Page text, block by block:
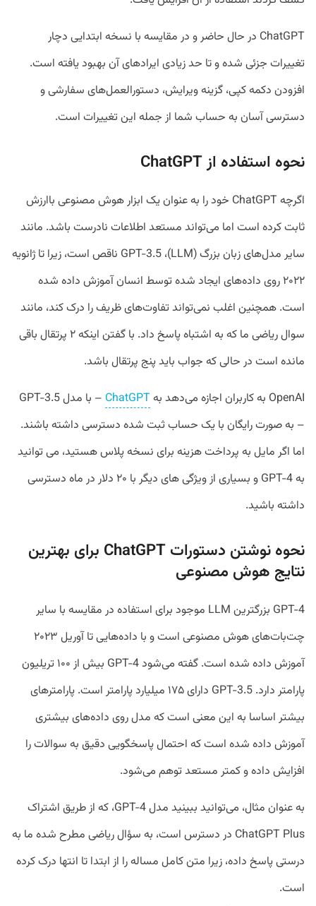
ChatGPT در حال حاضر و در مقایسه با نسخه ابتدایی دچار
تغییرات جزئی شده و تا حد زیادی ایرادهای آن بهبود یافته است.
افزودن دکمه کپی، گزینه ویرایش، دستورالعمل‌های سفارشی و
دسترسی آسان به حساب شما از جمله این تغییرات است.
نحوه استفاده از ChatGPT
اگرچه ChatGPT خود را به عنوان یک ابزار هوش مصنوعی باارزش
ثابت کرده است اما می‌تواند مستعد اطلاعات نادرست باشد. مانند
سایر مدل‌های زبان بزرگ (LLM)، GPT-3.5 ناقص است، زیرا تا ژانویه
۲۰۲۲ روی داده‌های ایجاد شده توسط انسان آموزش داده شده
است. همچنین اغلب نمی‌تواند تفاوت‌های ظریف را درک کند، مانند
سوال ریاضی ما که به اشتباه پاسخ داد. با گفتن اینکه ۲ پرتقال باقی
مانده است در حالی که جواب باید پنج پرتقال باشد.
OpenAI به کاربران اجازه می‌دهد به ChatGPT
– با مدل GPT-3.5
– به صورت رایگان با یک حساب ثبت‌ شده دسترسی داشته باشند.
اما اگر مایل به پرداخت هزینه برای نسخه پلاس هستید، می توانید
به GPT-4 و بسیاری از ویژگی های دیگر با ۲۰ دلار در ماه دسترسی
داشته باشید.
نحوه نوشتن دستورات ChatGPT برای بهترین
نتایج هوش مصنوعی
GPT-4 بزرگترین LLM موجود برای استفاده در مقایسه با سایر
چت‌بات‌های هوش مصنوعی است و با داده‌هایی تا آوریل ۲۰۲۳
آموزش داده شده است. گفته می‌شود GPT-4 بیش از ۱۰۰ تریلیون
پارامتر دارد. GPT-3.5 دارای ۱۷۵ میلیارد پارامتر است. پارامترهای
بیشتر اساسا به این معنی است که مدل روی داده‌های بیشتری
آموزش داده شده است که احتمال پاسخگویی دقیق به سوالات را
افزایش داده و کمتر مستعد توهم می‌شود.
به عنوان مثال، می‌توانید ببینید مدل GPT-4، که از طریق اشتراک
ChatGPT Plus در دسترس است، به سؤال ریاضی مطرح شده ما به
درستی پاسخ داده، زیرا متن کامل مساله را از ابتدا تا انتها درک کرده
است.